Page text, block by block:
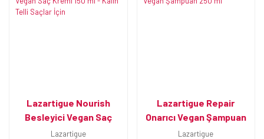
Lazartigue Nourish
Besleyici Vegan Saç
Kremi 150 ml - Kalın Telli
Lazartigue
Lazartigue Repair
Onarıcı Vegan Şampuan
250 ml
Lazartigue